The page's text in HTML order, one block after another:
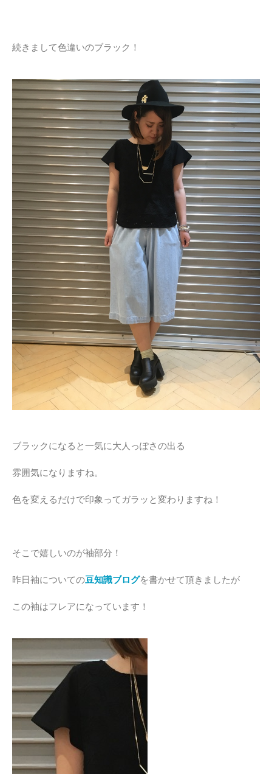
続きまして色違いのブラック！
ブラックになると一気に大人っぽさの出る
雰囲気になりますね。
色を変えるだけで印象ってガラッと変わりますね！
そこで嬉しいのが袖部分！
昨日袖についての豆知識ブログを書かせて頂きましたが
この袖はフレアになっています！